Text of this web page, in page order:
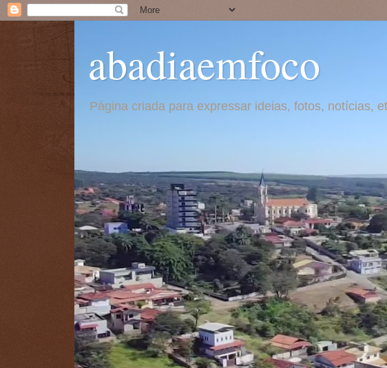
abadiaemfoco
Página criada para expressar ideias, fotos, notícias,